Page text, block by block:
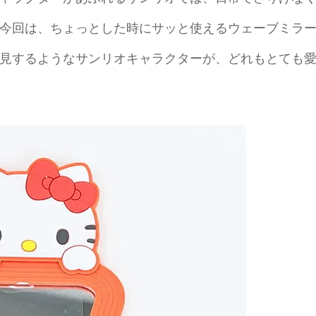
回は、ちょっとした時にサッと使えるウェーブミラー
するようなサンリオキャラクターが、どれもとても愛